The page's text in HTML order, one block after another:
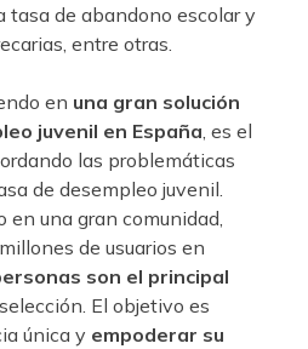
tasa de abandono escolar y
entre otras.
en una gran solución
juvenil en España , es el
las problemáticas
de desempleo juvenil.
una gran comunidad,
de usuarios en
son el principal
El objetivo es
única y empoderar su